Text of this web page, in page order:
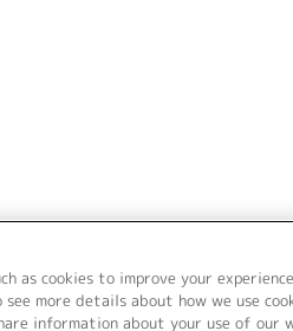
as cookies to improve your
see more details about how we use
information about your use of